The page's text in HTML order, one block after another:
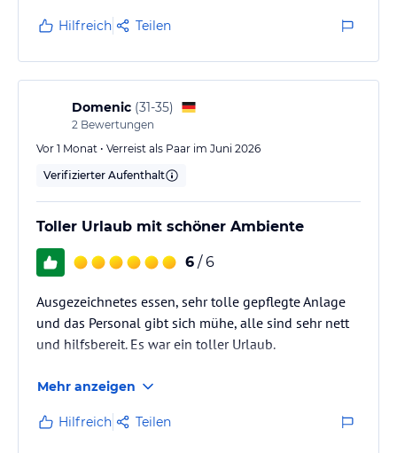
Hilfreich Teilen
Domenic (31-35)
2 Bewertungen
Vor 1 Monat • Verreist als Paar im Juni 2026
Verifizierter Aufenthalt
Toller Urlaub mit schöner Ambiente
6 / 6
Ausgezeichnetes essen, sehr tolle gepflegte Anlage
und das Personal gibt sich mühe, alle sind sehr nett
und hilfsbereit. Es war ein toller Urlaub.
Mehr anzeigen
Hilfreich Teilen